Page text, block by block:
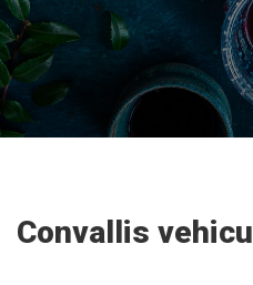
Mauris
Convallis